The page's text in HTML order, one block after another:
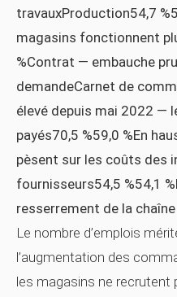
travauxProduction54,7
magasins fonctionnent
%Contrat — embauche
demandeCarnet de
élevé depuis mai 2022 —
payés70,5 %59,0 %En
pèsent sur les coûts des
fournisseurs54,5 %54,1
resserrement de la
Le nombre d’emplois
l’augmentation des
les magasins ne recrutent